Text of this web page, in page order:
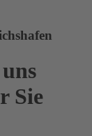
Sie